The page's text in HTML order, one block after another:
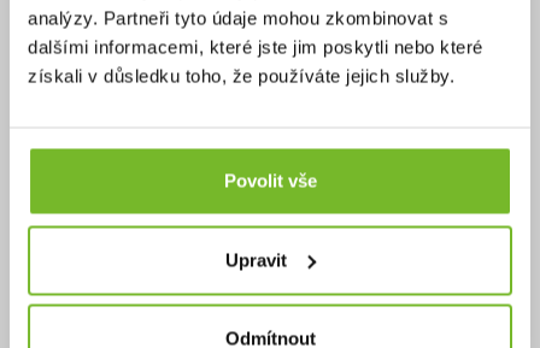
analýzy. Partneři tyto údaje mohou zkombinovat s
dalšími informacemi, které jste jim poskytli nebo které
získali v důsledku toho, že používáte jejich služby.
Povolit vše
Upravit
Odmítnout
eshop@moris.cz
Výhradní zastoupení
jistota originální